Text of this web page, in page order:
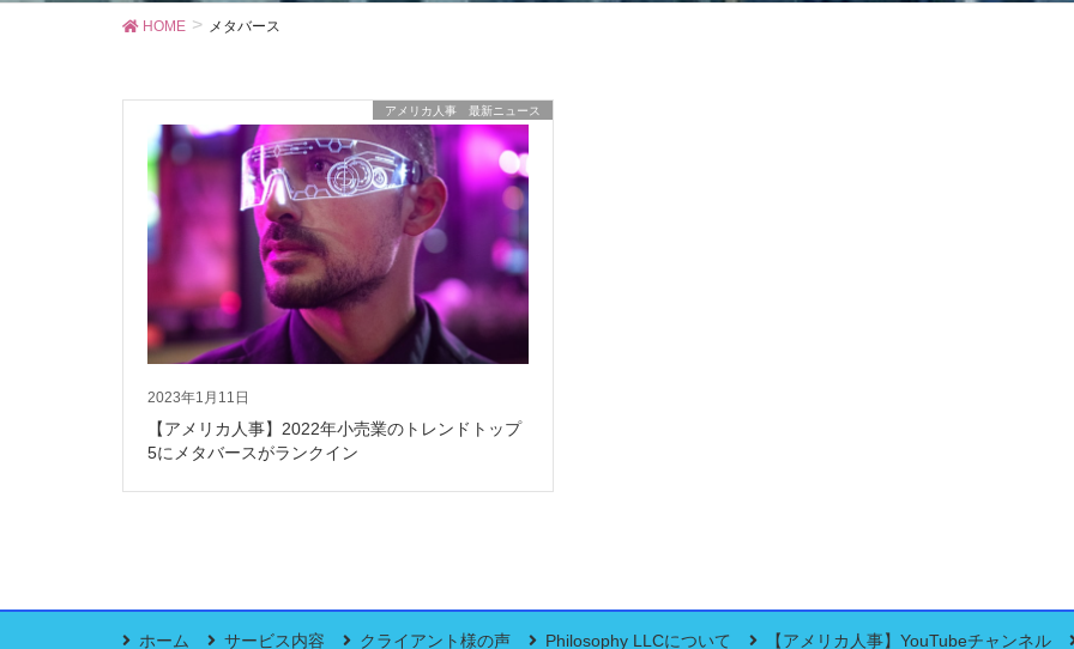
HOME メタバース
2023年1月11日
アメリカ人事 最新ニュース
【アメリカ人事】2022年小売業のトレンドトップ
5にメタバースがランクイン
ホーム サービス内容 クライアント様の声 Philosophy LLCについて 【アメリカ人事】YouTubeチャンネル